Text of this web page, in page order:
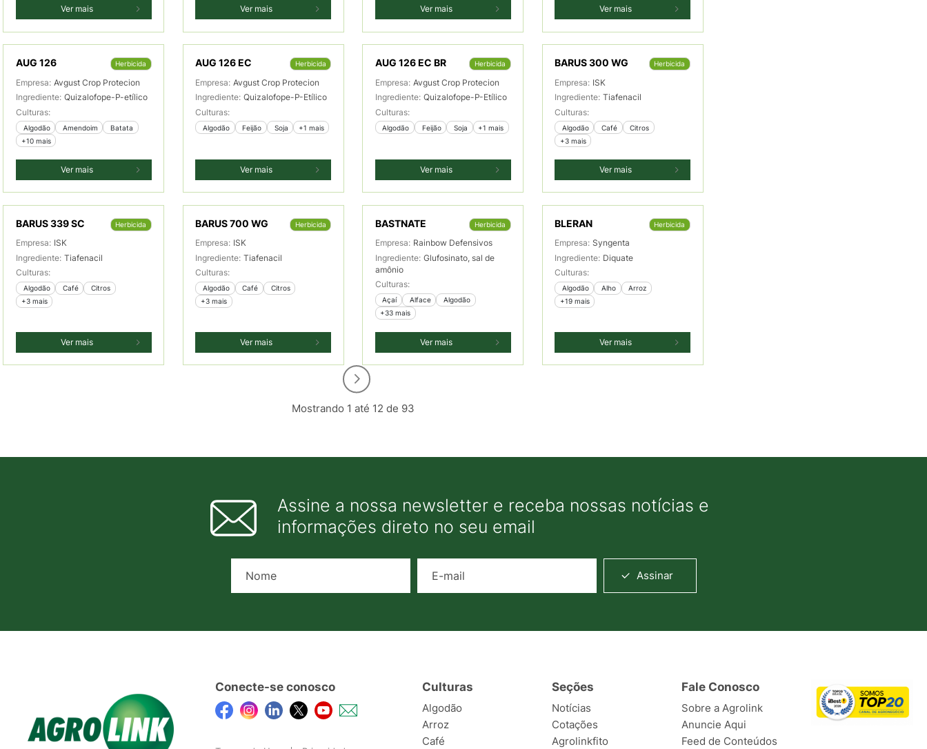
Ver mais Ver mais Ver mais Ver mais
AUG 126 Herbicida
Empresa: Avgust Crop Protecion
Ingrediente: Quizalofope-P-etílico
Culturas:
Algodão Amendoim
Batata
+10 mais
Ver mais
AUG 126 EC Herbicida
Empresa: Avgust Crop Protecion
Ingrediente: Quizalofope-P-Etílico
Culturas:
Algodão Feijão Soja +1 mais
Ver mais
AUG 126 EC BR Herbicida
Empresa: Avgust Crop Protecion
Ingrediente: Quizalofope-P-Etílico
Culturas:
Algodão Feijão Soja +1 mais
Ver mais
BARUS 300 WG Herbicida
Empresa: ISK
Ingrediente: Tiafenacil
Culturas:
Algodão Café
Citros
+3 mais
Ver mais
BARUS 339 SC Herbicida
Empresa: ISK
Ingrediente: Tiafenacil
Culturas:
Algodão Café
Citros
+3 mais
Ver mais
BARUS 700 WG Herbicida
Empresa: ISK
Ingrediente: Tiafenacil
Culturas:
Algodão Café
Citros
+3 mais
Ver mais
BASTNATE Herbicida
Empresa: Rainbow Defensivos
Ingrediente: Glufosinato, sal de
amônio
Culturas:
Açaí Alface
Algodão
+33 mais
Ver mais
BLERAN Herbicida
Empresa: Syngenta
Ingrediente: Diquate
Culturas:
Algodão Alho
Arroz
+19 mais
Ver mais
Mostrando 1 até 12 de 93
Assine a nossa newsletter e receba nossas notícias e
informações direto no seu email
Assinar
Conecte-se conosco Culturas
Algodão
Arroz
Café
Seções
Notícias
Cotações
Agrolinkfito
Fale Conosco
Sobre a Agrolink
Anuncie Aqui
Feed de Conteúdos